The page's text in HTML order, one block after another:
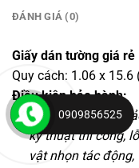
ĐÁNH GIÁ (0)
Giấy dán tường giá rẻ
Quy cách: 1.06 x 15.6
Điều kiện bảo hành:
Sản phẩm được
kỹ thuật thi công,
vật nhọn tác
0909856525